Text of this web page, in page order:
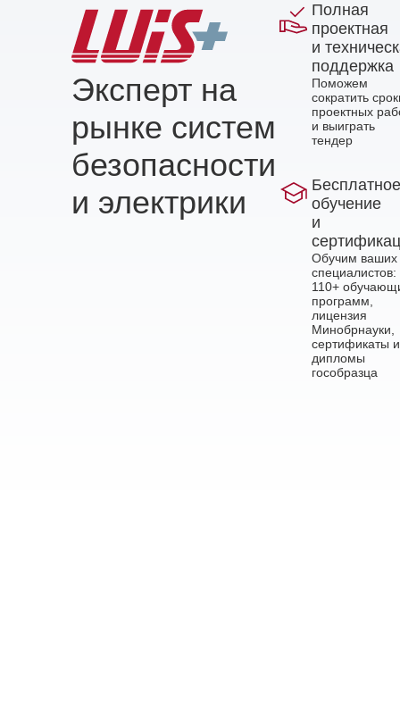
Эксперт на
рынке систем
безопасности
и электрики
Полная
проектная
и
поддержка
Поможем
сократить
проектных
и выиграть
тендер
Бесплатное
обучение
и
Обучим ваших
специалистов:
110+
программ,
лицензия
Минобрнауки,
сертификаты и
дипломы
гособразца